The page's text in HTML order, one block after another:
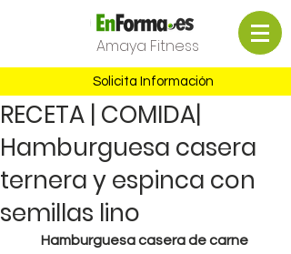
Amaya Fitness
Solicita Información
RECETA | COMIDA|
Hamburguesa casera
ternera y espinca con
semillas lino
Hamburguesa casera de carne